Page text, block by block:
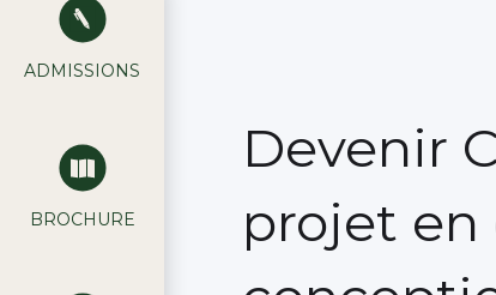
ADMISSIONS
BROCHURE
Devenir
projet en